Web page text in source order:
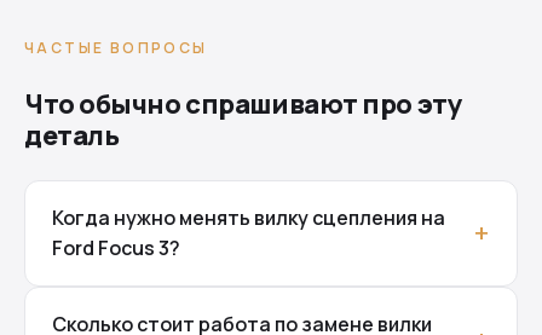
ЧАСТЫЕ ВОПРОСЫ
Что обычно спрашивают про эту
деталь
Когда нужно менять вилку сцепления на
Ford Focus 3?
Сколько стоит работа по замене вилки